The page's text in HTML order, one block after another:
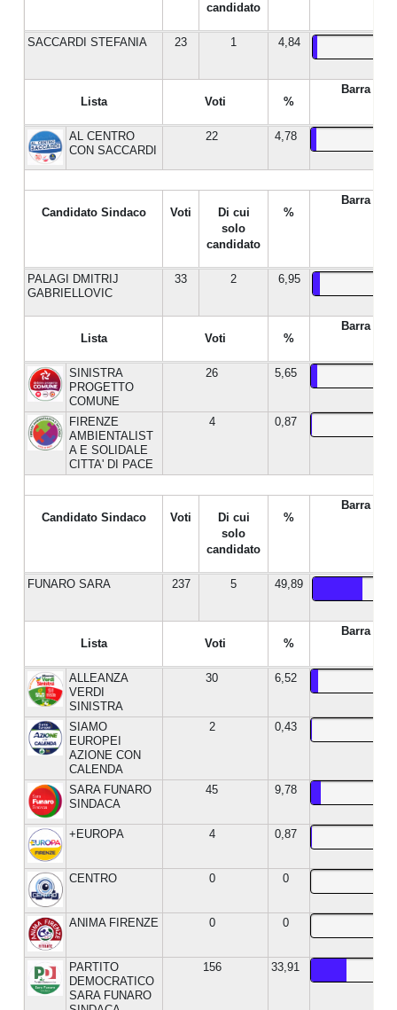
candidato
SACCARDI STEFANIA 23 1 4,84
Lista Voti %
Barra %
AL CENTRO
CON SACCARDI
22 4,78
Candidato Sindaco Voti
Di cui
solo
candidato
%
Barra %
PALAGI DMITRIJ
GABRIELLOVIC
33 2 6,95
Lista Voti %
Barra %
SINISTRA
PROGETTO
COMUNE
26 5,65
FIRENZE
AMBIENTALIST
A E SOLIDALE
CITTA' DI PACE
4 0,87
Candidato Sindaco Voti
Di cui
solo
candidato
%
Barra %
FUNARO SARA 237 5 49,89
Lista Voti %
Barra %
ALLEANZA
VERDI
SINISTRA
30 6,52
SIAMO
EUROPEI
AZIONE CON
CALENDA
2 0,43
SARA FUNARO
SINDACA
45 9,78
+EUROPA 4 0,87
CENTRO 0 0
ANIMA FIRENZE 0 0
PARTITO
DEMOCRATICO
SARA FUNARO
156 33,91